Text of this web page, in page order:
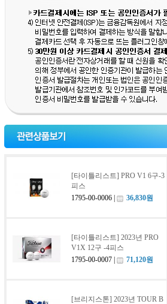
[타이틀리스트] PRO V1 6구-3
피스
1795-00-0006 |
36,830원
[타이틀리스트] 2023년 PRO
V1X 12구 -4피스
1795-00-0007 |
71,120원
[브리지스톤] 2023년 TOUR B